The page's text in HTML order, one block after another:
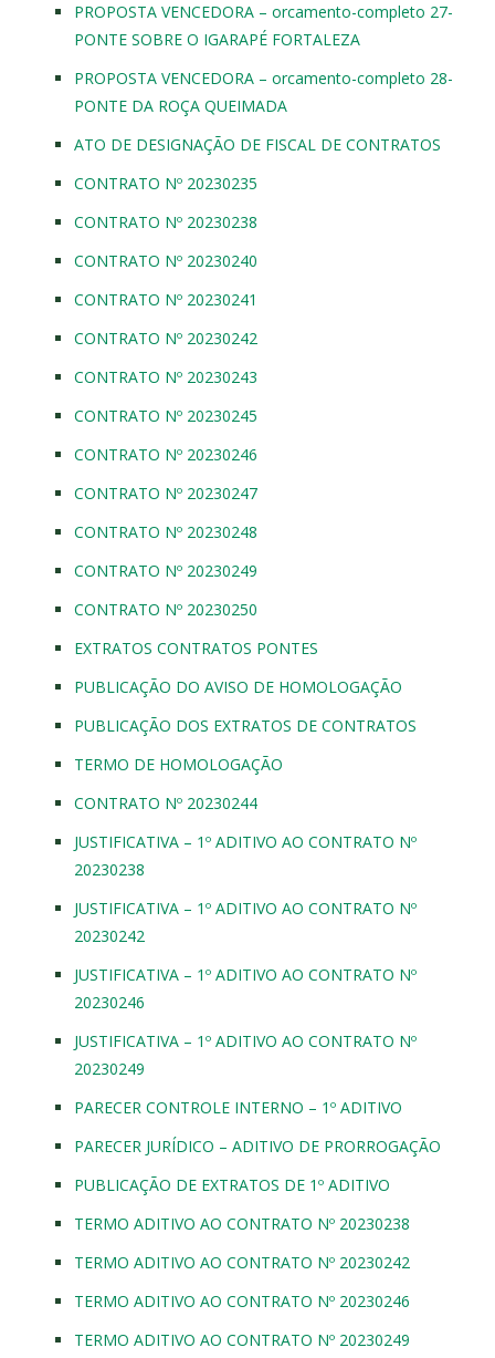
PROPOSTA VENCEDORA – orcamento-completo 27-
PONTE SOBRE O IGARAPÉ FORTALEZA
PROPOSTA VENCEDORA – orcamento-completo 28-
PONTE DA ROÇA QUEIMADA
ATO DE DESIGNAÇÃO DE FISCAL DE CONTRATOS
CONTRATO Nº 20230235
CONTRATO Nº 20230238
CONTRATO Nº 20230240
CONTRATO Nº 20230241
CONTRATO Nº 20230242
CONTRATO Nº 20230243
CONTRATO Nº 20230245
CONTRATO Nº 20230246
CONTRATO Nº 20230247
CONTRATO Nº 20230248
CONTRATO Nº 20230249
CONTRATO Nº 20230250
EXTRATOS CONTRATOS PONTES
PUBLICAÇÃO DO AVISO DE HOMOLOGAÇÃO
PUBLICAÇÃO DOS EXTRATOS DE CONTRATOS
TERMO DE HOMOLOGAÇÃO
CONTRATO Nº 20230244
JUSTIFICATIVA – 1º ADITIVO AO CONTRATO Nº
20230238
JUSTIFICATIVA – 1º ADITIVO AO CONTRATO Nº
20230242
JUSTIFICATIVA – 1º ADITIVO AO CONTRATO Nº
20230246
JUSTIFICATIVA – 1º ADITIVO AO CONTRATO Nº
20230249
PARECER CONTROLE INTERNO – 1º ADITIVO
PARECER JURÍDICO – ADITIVO DE PRORROGAÇÃO
PUBLICAÇÃO DE EXTRATOS DE 1º ADITIVO
TERMO ADITIVO AO CONTRATO Nº 20230238
TERMO ADITIVO AO CONTRATO Nº 20230242
TERMO ADITIVO AO CONTRATO Nº 20230246
TERMO ADITIVO AO CONTRATO Nº 20230249